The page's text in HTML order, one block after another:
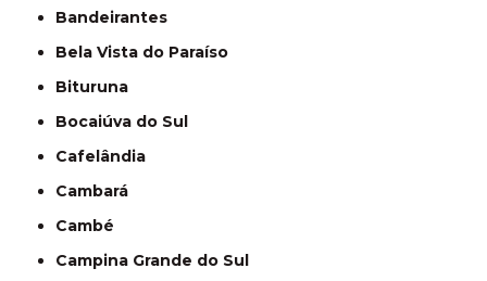
Bandeirantes
Bela Vista do Paraíso
Bituruna
Bocaiúva do Sul
Cafelândia
Cambará
Cambé
Campina Grande do Sul